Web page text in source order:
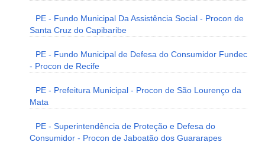
PE - Fundo Municipal Da Assistência Social - Procon de
Santa Cruz do Capibaribe
PE - Fundo Municipal de Defesa do Consumidor Fundec
- Procon de Recife
PE - Prefeitura Municipal - Procon de São Lourenço da
Mata
PE - Superintendência de Proteção e Defesa do
Consumidor - Procon de Jaboatão dos Guararapes